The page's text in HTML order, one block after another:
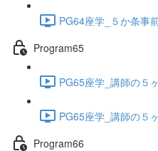
PG64座学_５か条事
Program65
PG65座学_講師の５
PG65座学_講師の５
Program66